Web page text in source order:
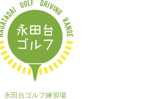
永田台ゴルフ練習場